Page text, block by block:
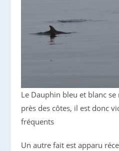
Le Dauphin bleu et blanc
près des côtes, il est donc
fréquents
Un autre fait est apparu